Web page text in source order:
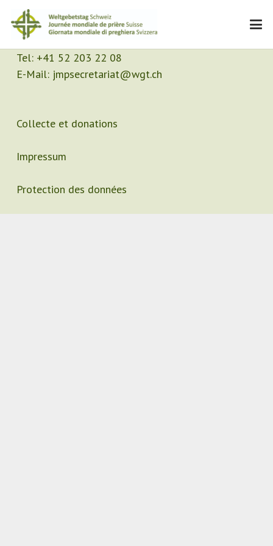
Contact
Secrétariat
Tel: +41 52 203 22 08
E-Mail: jmpsecretariat@wgt.ch
Collecte et donations
Impressum
Protection des données